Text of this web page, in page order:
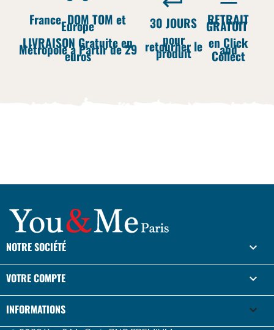
France, DOM TOM et
Europe
LIVRAISON Gratuite en
Métropole à Partir de 29
euros
30 JOURS
pour
retourner le
produit
RETRAIT
GRATUIT
en Click
and
Collect
NOTRE SOCIÉTÉ 
VOTRE COMPTE 
INFORMATIONS keyboard_arrow_down